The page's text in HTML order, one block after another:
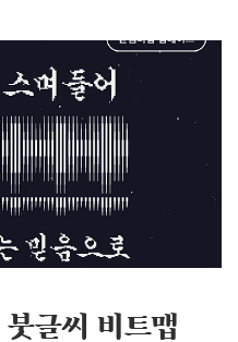
손글씨 폰트 「Pumpkin」
은 곡선의 꾸밈이
굴의 느낌이 곡선으로 잘
리듬감, 넝쿨 모양의 장식,
이에요. 동화에서 튀어나온
화를 완성해보세요!
이트되었는데요, 개성
버십 톡톡은 월 1,32..
글씨 비트맵